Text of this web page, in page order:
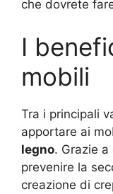
che dovrete
I
mobili
Tra i principali
apportare ai
legno. Grazie
prevenire la
creazione di